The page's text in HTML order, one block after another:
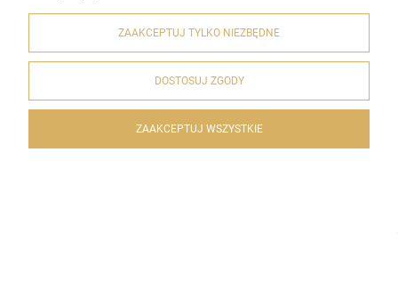
© 2020 artykulyreligijne.pl . Wszelkie prawa zastrzeżone.
Styl graficzny i aplikacje ShopGadget.pl
Sklep internetowy
ZAAKCEPTUJ TYLKO NIEZBĘDNE
DOSTOSUJ ZGODY
ZAAKCEPTUJ WSZYSTKIE